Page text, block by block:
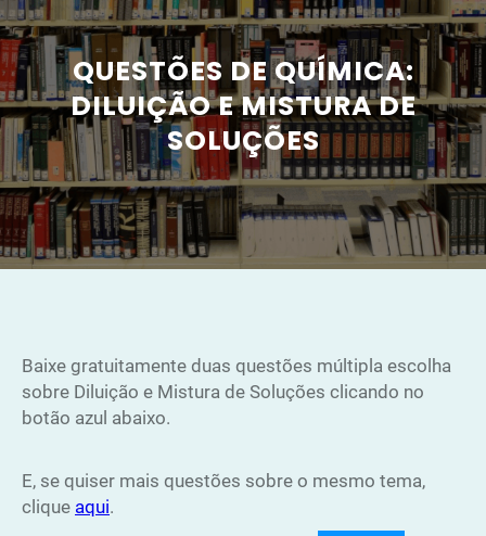
QUESTÕES DE QUÍMICA:
DILUIÇÃO E MISTURA DE
SOLUÇÕES
Baixe gratuitamente duas questões múltipla escolha
sobre Diluição e Mistura de Soluções clicando no
botão azul abaixo.
E, se quiser mais questões sobre o mesmo tema,
clique aqui.